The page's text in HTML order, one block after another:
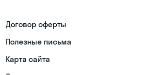
Договор оферты
Полезные письма
Карта сайта